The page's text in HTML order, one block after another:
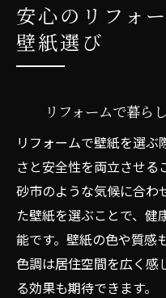
壁紙リフォー
夫
リフォームで
壁紙改修がも
快適な暮らし
ツ
高齢者に優し
リフォームを
ト
安心のリフォ
壁紙選び
リフォームで暮ら
リフォームで壁紙を選
さと安全性を両立させる
砂市のような気候に合わ
た壁紙を選ぶことで、健
能です。壁紙の色や質感
色調は居住空間を広く感
る効果も期待できます。